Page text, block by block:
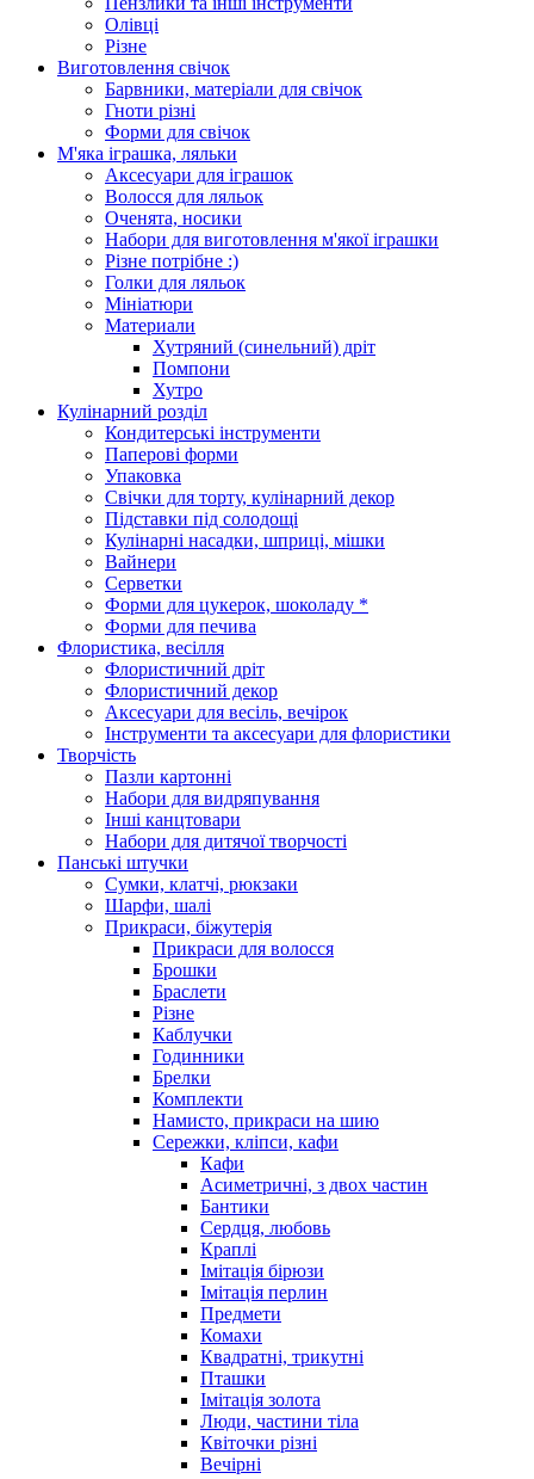
Олівці
Різне
Виготовлення свічок
Барвники, матеріали для свічок
Гноти різні
Форми для свічок
М'яка іграшка, ляльки
Аксесуари для іграшок
Волосся для ляльок
Оченята, носики
Набори для виготовлення м'якої іграшки
Різне потрібне :)
Голки для ляльок
Мініатюри
Материали
Хутряний (синельний) дріт
Помпони
Хутро
Кулінарний розділ
Кондитерські інструменти
Паперові форми
Упаковка
Свічки для торту, кулінарний декор
Підставки під солодощі
Кулінарні насадки, шприці, мішки
Вайнери
Серветки
Форми для цукерок, шоколаду *
Форми для печива
Флористика, весілля
Флористичний дріт
Флористичний декор
Аксесуари для весіль, вечірок
Інструменти та аксесуари для флористики
Творчість
Пазли картонні
Набори для видряпування
Інші канцтовари
Набори для дитячої творчості
Панські штучки
Сумки, клатчі, рюкзаки
Шарфи, шалі
Прикраси, біжутерія
Прикраси для волосся
Брошки
Браслети
Різне
Каблучки
Годинники
Брелки
Комплекти
Намисто, прикраси на шию
Сережки, кліпси, кафи
Кафи
Асиметричні, з двох частин
Бантики
Сердця, любовь
Краплі
Імітація бірюзи
Імітація перлин
Предмети
Комахи
Квадратні, трикутні
Пташки
Імітація золота
Люди, частини тіла
Квіточки різні
Вечірні